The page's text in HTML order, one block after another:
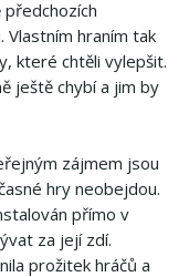
předchozích
Vlastním hraním tak
které chtěli vylepšit.
ještě chybí a jim by
zájmem jsou
hry neobejdou.
přímo v
za její zdí.
prožitek hráčů a